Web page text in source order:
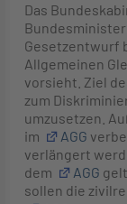
Das
Gesetzentwurf
Allgemeinen
vorsieht. Ziel
zum
umzusetzen.
im
AGG
verlängert
dem
AGG
sollen die